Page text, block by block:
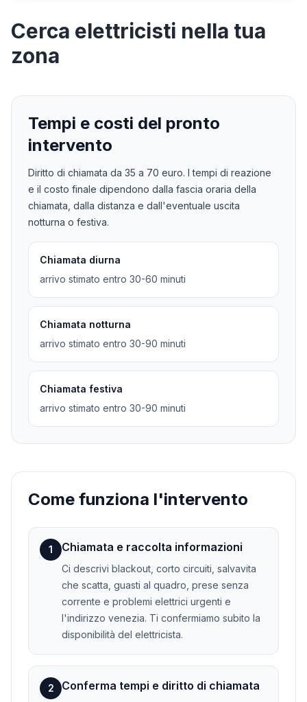
Cerca elettricisti nella tua
zona
Tempi e costi del pronto
intervento
Diritto di chiamata da 35 a 70 euro. I tempi di reazione
e il costo finale dipendono dalla fascia oraria della
chiamata, dalla distanza e dall'eventuale uscita
notturna o festiva.
Chiamata diurna
arrivo stimato entro 30-60 minuti
Chiamata notturna
arrivo stimato entro 30-90 minuti
Chiamata festiva
arrivo stimato entro 30-90 minuti
Come funziona l'intervento
1 Chiamata e raccolta informazioni
Ci descrivi blackout, corto circuiti, salvavita
che scatta, guasti al quadro, prese senza
corrente e problemi elettrici urgenti e
l'indirizzo venezia. Ti confermiamo subito la
disponibilità del elettricista.
2 Conferma tempi e diritto di chiamata